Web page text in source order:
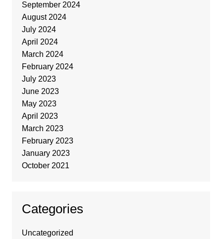
September 2024
August 2024
July 2024
April 2024
March 2024
February 2024
July 2023
June 2023
May 2023
April 2023
March 2023
February 2023
January 2023
October 2021
Categories
Uncategorized